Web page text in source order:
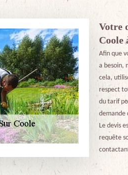
Votre
Coole
Afin que
a besoin,
cela,
respect
du tarif
demande
Le devis
requête